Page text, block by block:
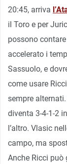
20:45, arriva
il Toro e per
possono
accelerato i
Sassuolo, e
come usare
sempre
diventa 3-4-1-2
l’altro. Vlasic
campo, ma
Anche Ricci può